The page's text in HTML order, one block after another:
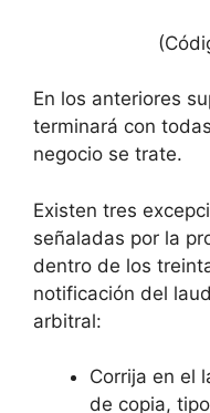
En los anteriores
terminará con
negocio se trate.
Existen tres
señaladas por la
dentro de los
notificación del
arbitral:
Corrija en el
de copia,